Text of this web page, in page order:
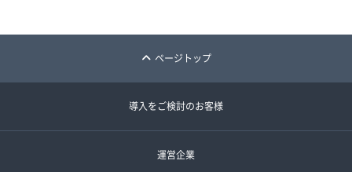
ページトップ
導入をご検討のお客様
運営企業